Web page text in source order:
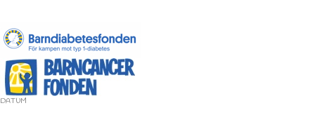
DATUM